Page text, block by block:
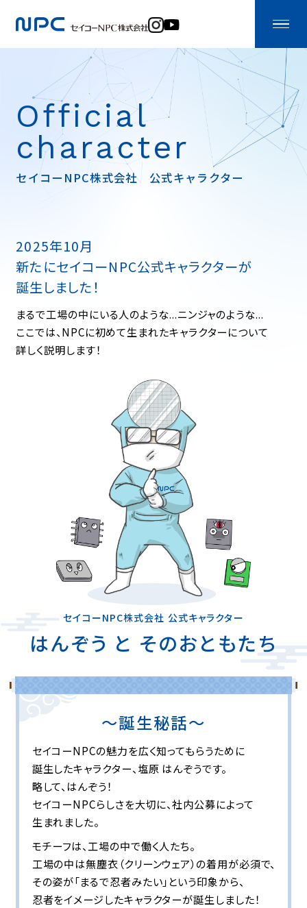
Official
character
セイコーNPC株式会社 公式キャラクター
2025年10月
新たにセイコーNPC公式キャラクターが
誕生しました！
まるで工場の中にいる人のような...ニンジャのような...
ここでは、NPCに初めて生まれたキャラクターについて
詳しく説明します！
セイコーNPC株式会社 公式キャラクター
はんぞう と そのおともたち
〜誕生秘話〜
セイコーNPCの魅力を広く知ってもらうために
誕生したキャラクター、 塩原 はんぞうです。
略して、はんぞう！
セイコーNPCらしさを大切に、社内公募によって
生まれました。
モチーフは、工場の中で働く人たち。
工場の中は無塵衣（クリーンウェア）の着用が必須で、
その姿が「まるで忍者みたい」という印象から、
忍者をイメージしたキャラクターが誕生しました！